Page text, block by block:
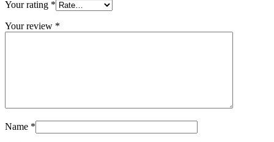
Your rating *
Your review *
Name *